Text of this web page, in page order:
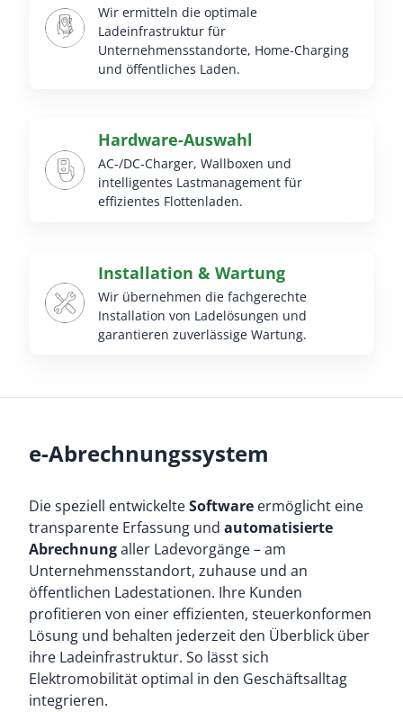
Wir ermitteln die optimale
Ladeinfrastruktur für
Unternehmensstandorte, Home-Charging
und öffentliches Laden.
Hardware-Auswahl
AC-/DC-Charger, Wallboxen und
intelligentes Lastmanagement für
effizientes Flottenladen.
Installation & Wartung
Wir übernehmen die fachgerechte
Installation von Ladelösungen und
garantieren zuverlässige Wartung.
e-Abrechnungssystem
Die speziell entwickelteSoftware ermöglicht eine
transparente Erfassung und automatisierte
Abrechnungaller Ladevorgänge – am
Unternehmensstandort, zuhause und an
öffentlichen Ladestationen. Ihre Kunden
profitieren von einer effizienten, steuerkonformen
Lösung und behalten jederzeit den Überblick über
ihre Ladeinfrastruktur. So lässt sich
Elektromobilität optimal in den Geschäftsalltag
integrieren.